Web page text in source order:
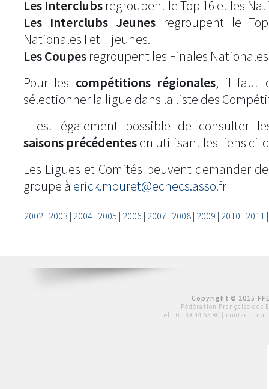
Les Interclubs regroupent le Top 16 et les
Les Interclubs Jeunesregroupent le
Nationales I et II jeunes.
Les Coupes regroupent les Finales
Pour les compétitions régionales, il faut
sélectionner la ligue dans la liste des
Il est également possible de consulter
saisons précédentesen utilisant les liens ci-
Les Ligues et Comités peuvent demander
groupe à erick.mouret@echecs.asso.fr
2002| 2003 | 2004| 2005 | 2006 | 2007 | 2008| 2009 | 2010 | 2011
Copyright © 2015
Fédération Française des
tél : 01 39 44 65 80 | contact :